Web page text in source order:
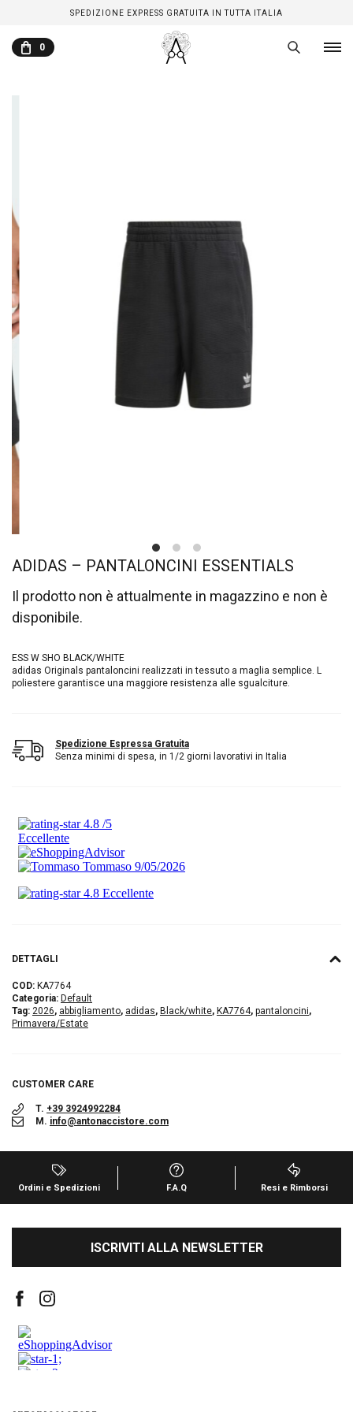
SPEDIZIONE EXPRESS GRATUITA IN TUTTA ITALIA
0
ADIDAS – PANTALONCINI ESSENTIALS
Il prodotto non è attualmente in magazzino e non è
disponibile.
ESS W SHO BLACK/WHITE
adidas Originals pantaloncini realizzati in tessuto a maglia semplice. L
poliestere garantisce una maggiore resistenza alle sgualciture.
Spedizione Espressa Gratuita
Senza minimi di spesa, in 1/2 giorni lavorativi in Italia
DETTAGLI
COD: KA7764
Categoria: Default
Tag: 2026, abbigliamento, adidas, Black/white, KA7764, pantaloncini,
Primavera/Estate
CUSTOMER CARE
T. +39 3924992284
M. info@antonaccistore.com
Ordini e Spedizioni F.A.Q Resi e Rimborsi
ISCRIVITI ALLA NEWSLETTER